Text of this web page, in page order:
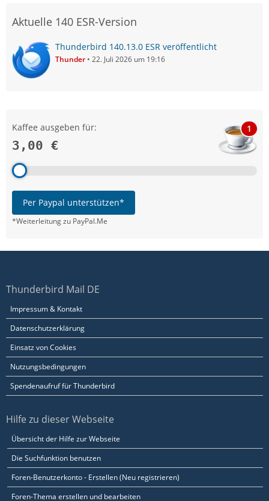
Aktuelle 140 ESR-Version
Thunderbird 140.13.0 ESR veröffentlicht
Thunder 22. Juli 2026 um 19:16
Kaffee ausgeben für:
3,00 €
1
Per Paypal unterstützen*
*Weiterleitung zu PayPal.Me
Thunderbird Mail DE
Impressum & Kontakt
Datenschutzerklärung
Einsatz von Cookies
Nutzungsbedingungen
Spendenaufruf für Thunderbird
Hilfe zu dieser Webseite
Übersicht der Hilfe zur Webseite
Die Suchfunktion benutzen
Foren-Benutzerkonto - Erstellen (Neu registrieren)
Foren-Thema erstellen und bearbeiten